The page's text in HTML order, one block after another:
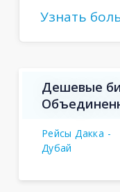
Узнать
Дешевые
Рейсы Дакка -
Дубай